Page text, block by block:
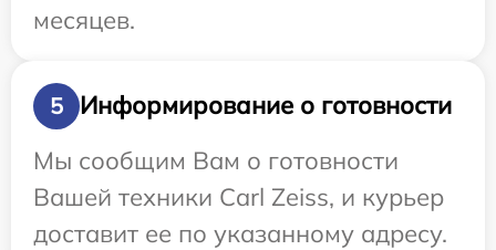
месяцев.
5
Информирование о готовности
Мы сообщим Вам о готовности
Вашей техники Carl Zeiss, и курьер
доставит ее по указанному адресу.